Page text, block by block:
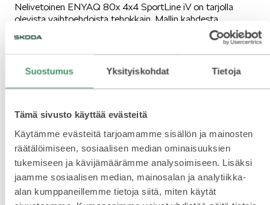
Suostumus Yksityiskohdat Tietoja
Tämä sivusto käyttää evästeitä
Käytämme evästeitä tarjoamamme sisällön ja mainosten
räätälöimiseen, sosiaalisen median ominaisuuksien
tukemiseen ja kävijämäärämme analysoimiseen. Lisäksi
jaamme sosiaalisen median, mainosalan ja analytiikka-
alan kumppaneillemme tietoja siitä, miten käytät
Nelivetoinen ENYAQ 80x 4x4 SportLine iV on tarjolla
olevista vaihtoehdoista tehokkain. Mallin kahdesta
sähkömoottorista saadaan yhteistehoa parhaimmillaan 195
kW** ja yhteisvääntöä jopa 425 Nm. Normaaliajossa 80x
kulkee taka-akselin huipputeholtaan 150-kilowattisen
kestomagneettisynkronisähkömoottorin (PSM) voimalla.
Tämän moottorin suurin vääntö on 310 Nm ja
maksimikierrosluku 16 000 r/min.
Taka-akselin rinnalle asennetun PSM-sähkömoottorin
erinomainen tehotiheys ja esimerkillinen hyötysuhde. Teho
on vakaa laajalla kierroslukualueella. Etuakselilla on
asynkronisähkömoottori ja siihen päittäisesti asennettu
yksivälityksinen vaihteisto. Moottorin suurin teho on 80
kW, suurin vääntö 162 Nm ja maksimikierrosluku 13 500
r/min.